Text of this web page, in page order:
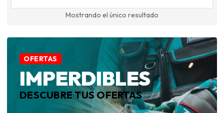
Mostrando el único resultado
OFERTAS
IMPERDIBLES
DESCUBRE TUS OFERTAS